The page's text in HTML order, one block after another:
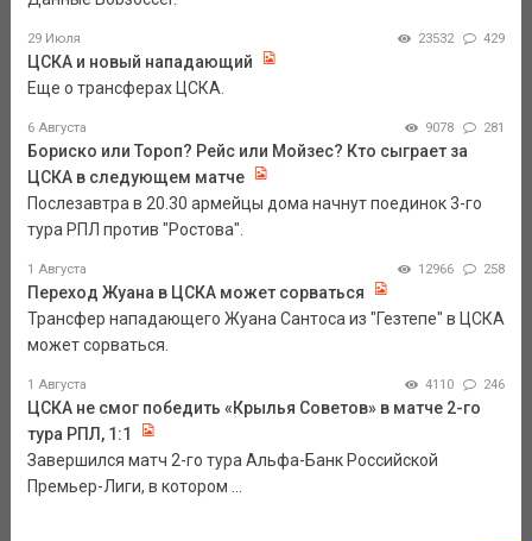
29 Июля 23532 429
ЦСКА и новый нападающий
Еще о трансферах ЦСКА.
6 Августа 9078 281
Бориско или Тороп? Рейс или Мойзес? Кто сыграет за
ЦСКА в следующем матче
Послезавтра в 20.30 армейцы дома начнут поединок 3-го
тура РПЛ против "Ростова".
1 Августа 12966 258
Переход Жуана в ЦСКА может сорваться
Трансфер нападающего Жуана Сантоса из "Гезтепе" в ЦСКА
может сорваться.
1 Августа 4110 246
ЦСКА не смог победить «Крылья Советов» в матче 2-го
тура РПЛ, 1:1
Завершился матч 2-го тура Альфа-Банк Российской
Премьер-Лиги, в котором ...